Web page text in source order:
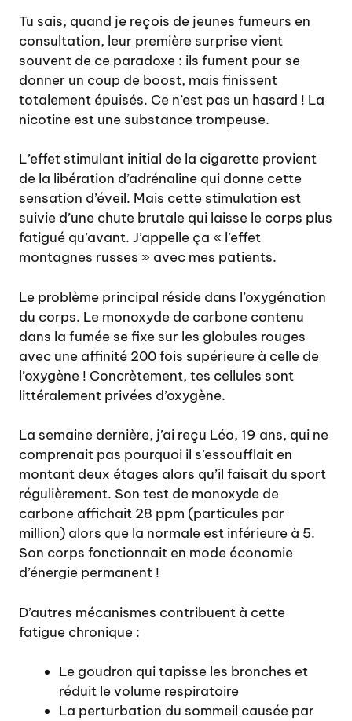
Tu sais, quand je reçois de jeunes fumeurs en
consultation, leur première surprise vient
souvent de ce paradoxe : ils fument pour se
donner un coup de boost, mais finissent
totalement épuisés. Ce n’est pas un hasard ! La
nicotine est une substance trompeuse.
L’effet stimulant initial de la cigarette provient
de la libération d’adrénaline qui donne cette
sensation d’éveil. Mais cette stimulation est
suivie d’une chute brutale qui laisse le corps plus
fatigué qu’avant. J’appelle ça « l’effet
montagnes russes » avec mes patients.
Le problème principal réside dans l’oxygénation
du corps. Le monoxyde de carbone contenu
dans la fumée se fixe sur les globules rouges
avec une affinité 200 fois supérieure à celle de
l’oxygène ! Concrètement, tes cellules sont
littéralement privées d’oxygène.
La semaine dernière, j’ai reçu Léo, 19 ans, qui ne
comprenait pas pourquoi il s’essoufflait en
montant deux étages alors qu’il faisait du sport
régulièrement. Son test de monoxyde de
carbone affichait 28 ppm (particules par
million) alors que la normale est inférieure à 5.
Son corps fonctionnait en mode économie
d’énergie permanent !
D’autres mécanismes contribuent à cette
fatigue chronique :
Le goudron qui tapisse les bronches et
réduit le volume respiratoire
La perturbation du sommeil causée par